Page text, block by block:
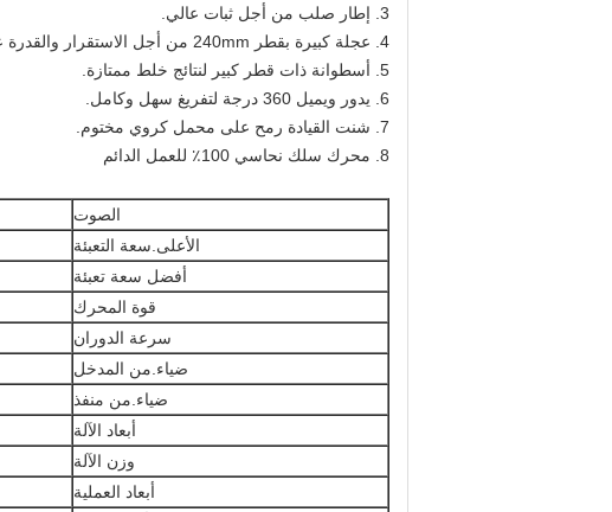
3. إطار صلب من أجل ثبات عالي.
4. عجلة كبيرة بقطر 240mm من أجل الاستقرار والقدرة على المناورة.
5. أسطوانة ذات قطر كبير لنتائج خلط ممتازة.
6. يدور ويميل 360 درجة لتفريغ سهل وكامل.
7. شنت القيادة رمح على محمل كروي مختوم.
8. محرك سلك نحاسي 100٪ للعمل الدائم
الصوت
الأعلى.سعة التعبئة
أفضل سعة تعبئة
قوة المحرك
سرعة الدوران
ضياء.من المدخل
ضياء.من منفذ
أبعاد الآلة
وزن الآلة
أبعاد العملية